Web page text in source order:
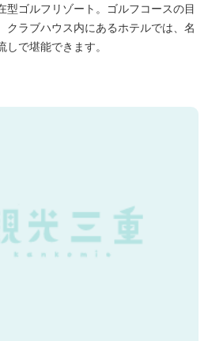
型ゴルフリゾート。ゴルフコースの目
クラブハウス内にあるホテルでは、名
で堪能できます。